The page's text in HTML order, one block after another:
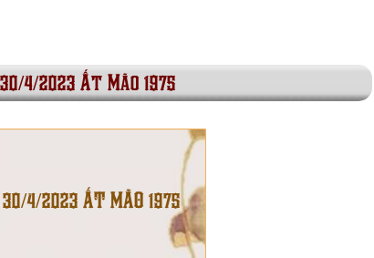
4/2023 Ất Mão 1975
4/2023 ẤT MÃO 1975